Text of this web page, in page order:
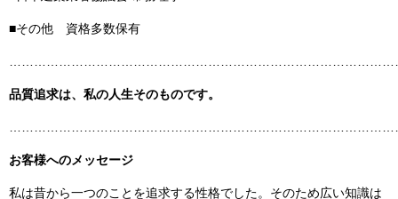
■その他 資格多数保有
品質追求は、私の人生そのものです。
お客様へのメッセージ
私は昔から一つのことを追求する性格でした。そのため広い知識は